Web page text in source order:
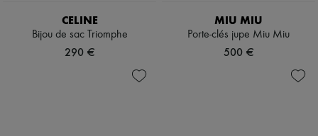
CELINE
Bijou de sac Triomphe
290 €
MIU MIU
Porte-clés jupe Miu Miu
500 €